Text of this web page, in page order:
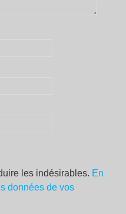
les indésirables. En
données de vos